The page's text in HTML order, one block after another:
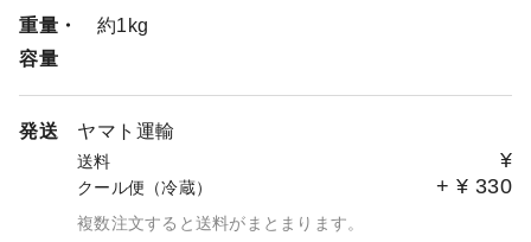
重量・
容量
約1kg
発送 ヤマト運輸
送料 ¥
クール便（冷蔵） + ¥ 330
複数注文すると送料がまとまります。